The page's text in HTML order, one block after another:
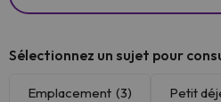
Sélectionnez un sujet pour
Emplacement (3) Petit